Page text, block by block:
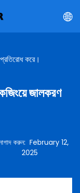
করে।
জালকরণ
করুন: February 12,
2025